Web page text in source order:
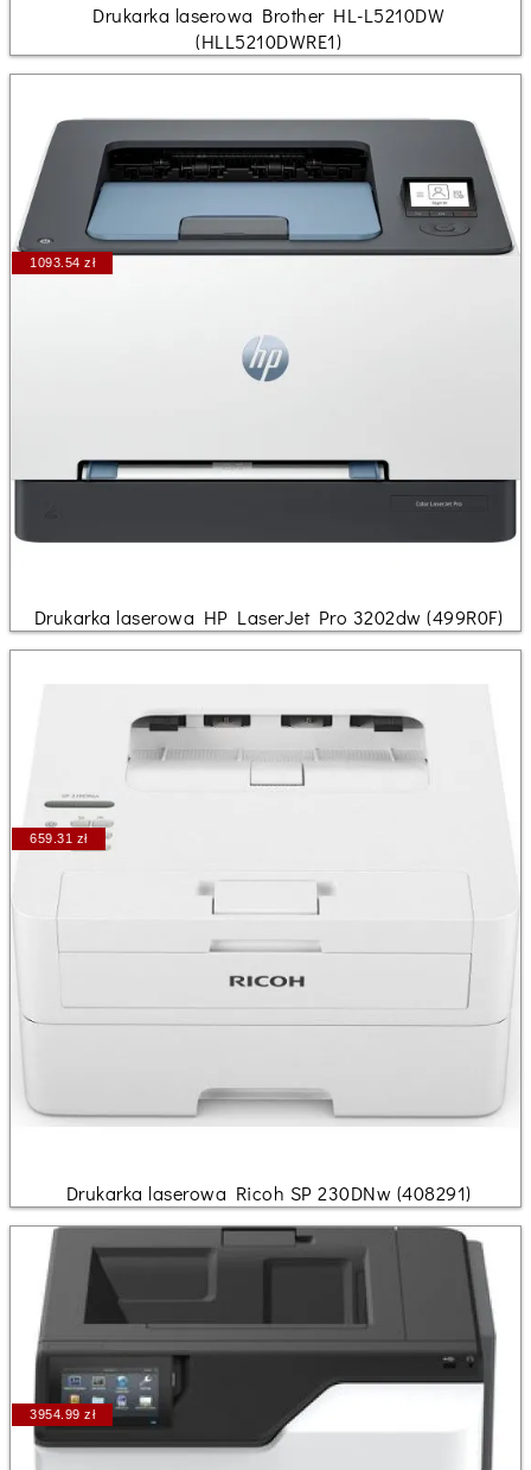
Drukarka laserowa Brother HL-L5210DW
(HLL5210DWRE1)
1093.54 zł
Drukarka laserowa HP LaserJet Pro 3202dw (499R0F)
659.31 zł
Drukarka laserowa Ricoh SP 230DNw (408291)
3954.99 zł